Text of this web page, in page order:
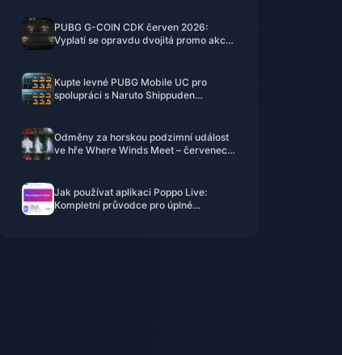
PUBG G-COIN CDK červen 2026:
Vyplatí se opravdu dvojitá promo akce
Kupte levné PUBG Mobile UC pro
spolupráci s Naruto Shippuden
Odměny za horskou podzimní událost
ve hře Where Winds Meet – červenec
Jak používat aplikaci Poppo Live:
Kompletní průvodce pro úplné